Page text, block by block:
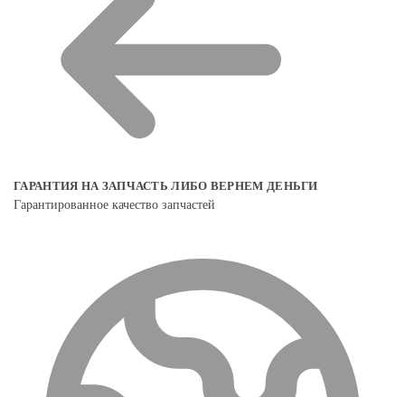
ГАРАНТИЯ НА ЗАПЧАСТЬ ЛИБО ВЕРНЕМ ДЕНЬГИ
Гарантированное качество запчастей